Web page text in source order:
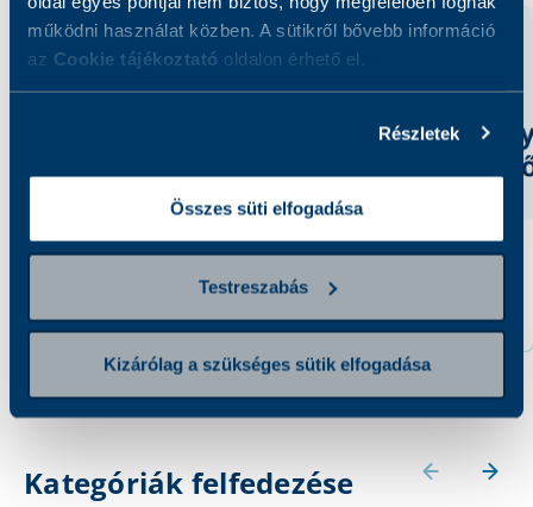
működni használat közben. A sütikről bővebb információ
az Cookie tájékoztató oldalon érhető el.
Részletek
Összes süti elfogadása
Testreszabás
Kizárólag a szükséges sütik elfogadása
10 500 Ft
Kategóriák felfedezése